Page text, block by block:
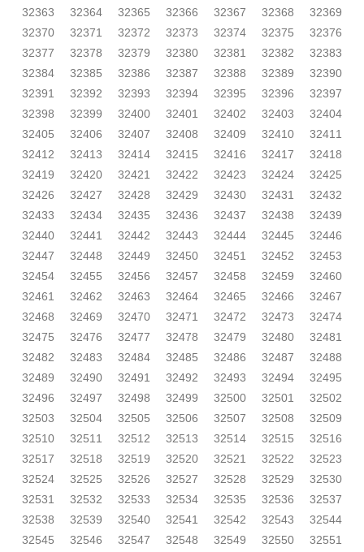
32363
32364 32365 32366 32367 32368
32369
32370
32371 32372 32373 32374 32375
32376
32377
32378 32379 32380 32381 32382
32383
32384
32385 32386 32387 32388 32389
32390
32391
32392 32393 32394 32395 32396
32397
32398
32399 32400 32401 32402 32403
32404
32405
32406 32407 32408 32409 32410
32411
32412
32413 32414 32415 32416 32417
32418
32419
32420 32421 32422 32423 32424
32425
32426
32427 32428 32429 32430 32431
32432
32433
32434 32435 32436 32437 32438
32439
32440
32441 32442 32443 32444 32445
32446
32447
32448 32449 32450 32451 32452
32453
32454
32455 32456 32457 32458 32459
32460
32461
32462 32463 32464 32465 32466
32467
32468
32469 32470 32471 32472 32473
32474
32475
32476 32477 32478 32479 32480
32481
32482
32483 32484 32485 32486 32487
32488
32489
32490 32491 32492 32493 32494
32495
32496
32497 32498 32499 32500 32501
32502
32503
32504 32505 32506 32507 32508
32509
32510
32511 32512 32513 32514 32515
32516
32517
32518 32519 32520 32521 32522
32523
32524
32525 32526 32527 32528 32529
32530
32531
32532 32533 32534 32535 32536
32537
32538
32539 32540 32541 32542 32543
32544
32545
32546 32547 32548 32549 32550
32551